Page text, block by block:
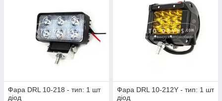
Фара DRL 10-218 - тип: 1 шт
діод
Фара DRL 10-212Y - тип: 1 шт
діод